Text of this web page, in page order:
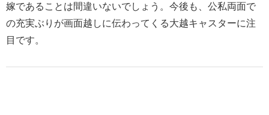
嫁であることは間違いないでしょう。今後も、公私両面で
の充実ぶりが画面越しに伝わってくる大越キャスターに注
目です。